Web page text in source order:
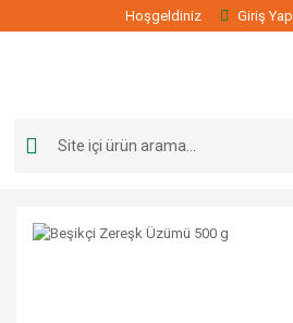
Hoşgeldiniz Giriş Yap